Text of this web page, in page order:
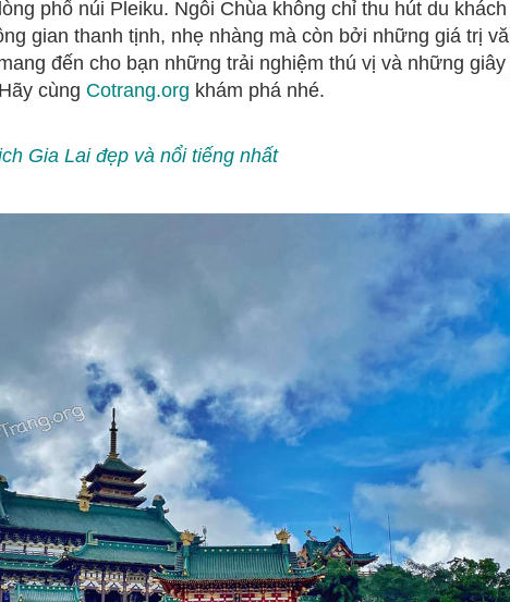
phố núi Pleiku. Ngôi Chùa không chỉ thu hút du
gian thanh tịnh, nhẹ nhàng mà còn bởi những giá trị
đến cho bạn những trải nghiệm thú vị và những giây
cùng Cotrang.org khám phá nhé.
Gia Lai đẹp và nổi tiếng nhất